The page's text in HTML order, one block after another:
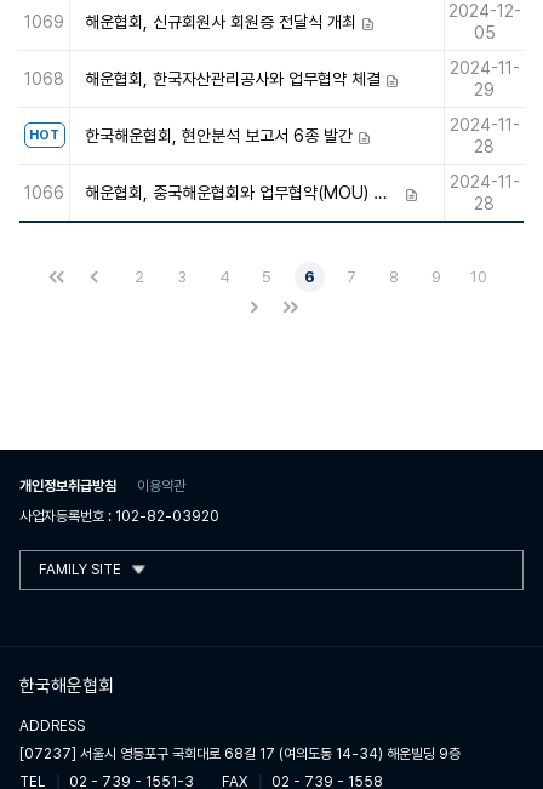
1069 해운협회, 신규회원사 회원증 전달식 개최 첨부파일
2024-12-
05
1068 해운협회, 한국자산관리공사와 업무협약 체결 첨부파일
2024-11-
29
HOT 한국해운협회, 현안분석 보고서 6종 발간 첨부파일
2024-11-
28
1066 해운협회, 중국해운협회와 업무협약(MOU) 체결 첨부파일
2024-11-
28
2 3 4 5 6 7 8 9 10
개인정보취급방침
이용약관
사업자등록번호 : 102-82-03920
FAMILY SITE
한국해운협회
ADDRESS
[07237] 서울시 영등포구 국회대로 68길 17 (여의도동 14-34) 해운빌딩 9층
TEL
02 - 739 - 1551-3 FAX 02 - 739 - 1558